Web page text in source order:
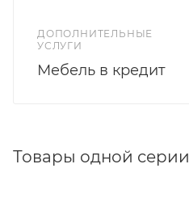
ДОПОЛНИТЕЛЬНЫЕ
УСЛУГИ
Мебель в кредит
Товары одной серии